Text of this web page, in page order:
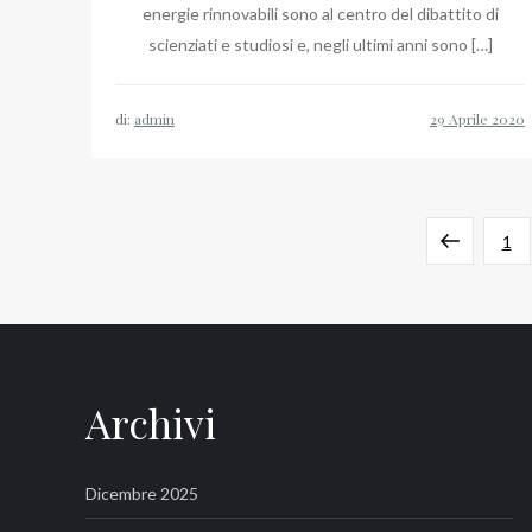
energie rinnovabili sono al centro del dibattito di
scienziati e studiosi e, negli ultimi anni sono […]
di: admin
Pagina1
Archivi
Dicembre 2025